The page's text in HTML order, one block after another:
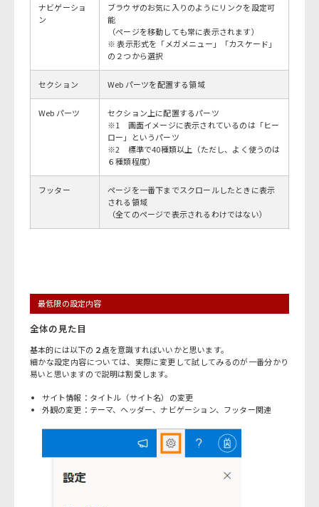
ナビゲーショ
ン
ブラウザのお気に入りのようにリンクを設定可
能
（ページを移動しても常に表示されます）
※ 表示形式を「メガメニュー」「カスケード」
の２つから選択
セクション Web パーツを配置する領域
Web パーツ
セクション上に配置するパーツ
※1 画面イメージに表示されているのは「ヒー
ロー」というパーツ
※2 標準で40種類以上（ただし、よく使うのは
６種類程度）
フッター
ページを一番下までスクロールしたときに表示
される領域
（全てのページで表示されるわけではない）
最低限の設定内容
全体の見た目
基本的には以下の ２点を意識すればいいかと思います。
細かな設定内容については、実際に変更して試してみるのが一番分かり
易いと思いますので説明は割愛します。
サイト情報：タイトル（サイト名）の変更
外観の変更：テーマ、ヘッダー、ナビゲーション、フッター関連